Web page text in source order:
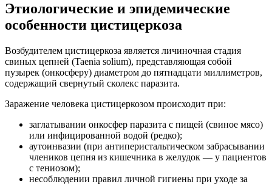
Этиологические и эпидемические
особенности цистицеркоза
Возбудителем цистицеркоза является личиночная стадия
свиных цепней (Taenia solium), представляющая собой
пузырек (онкосферу) диаметром до пятнадцати миллиметров,
содержащий свернутый сколекс паразита.
Заражение человека цистицеркозом происходит при:
заглатывании онкосфер паразита с пищей (свиное мясо)
или инфицированной водой (редко);
аутоинвазии (при антиперистальтическом забрасывании
члеников цепня из кишечника в желудок — у пациентов
с тениозом);
несоблюдении правил личной гигиены при уходе за